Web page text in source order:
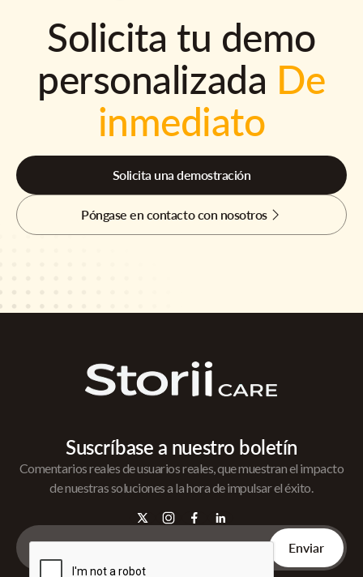
Solicita tu demo
personalizada De
inmediato
Solicita una demostración
Póngase en contacto con nosotros
Suscríbase a nuestro boletín
Comentarios reales de usuarios reales, que muestran el impacto
de nuestras soluciones a la hora de impulsar el éxito.